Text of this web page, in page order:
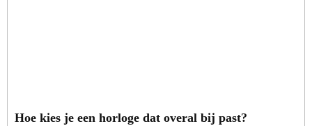
Hoe kies je een horloge dat overal bij past?